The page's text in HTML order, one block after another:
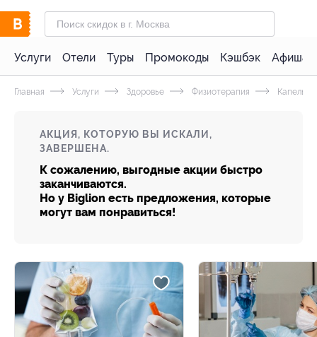
Услуги Отели Туры Промокоды Кэшбэк Афиша
Главная Услуги Здоровье Физиотерапия
АКЦИЯ, КОТОРУЮ ВЫ ИСКАЛИ,
ЗАВЕРШЕНА.
К сожалению, выгодные акции быстро
заканчиваются.
Но у Biglion есть предложения, которые
могут вам понравиться!